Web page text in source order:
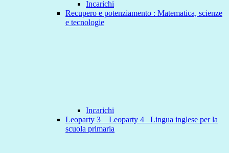
Incarichi
Recupero e potenziamento : Matematica, scienze
e tecnologie
Incarichi
Leoparty 3 _ Leoparty 4_ Lingua inglese per la
scuola primaria